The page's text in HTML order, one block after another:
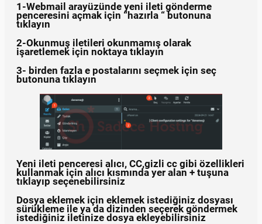
1-Webmail arayüzünde yeni ileti gönderme
penceresini açmak için “hazırla “ butonuna
tıklayın
2-Okunmuş iletileri okunmamış olarak
işaretlemek için noktaya tıklayın
3- birden fazla e postalarını seçmek için seç
butonuna tıklayın
Yeni ileti penceresi alıcı, CC,gizli cc gibi özellikleri
kullanmak için alıcı kısmında yer alan + tuşuna
tıklayıp seçenebilirsiniz
Dosya eklemek için eklemek istediğiniz dosyası
sürükleme ile ya da dizinden seçerek göndermek
istediğiniz iletinize dosya ekleyebilirsiniz